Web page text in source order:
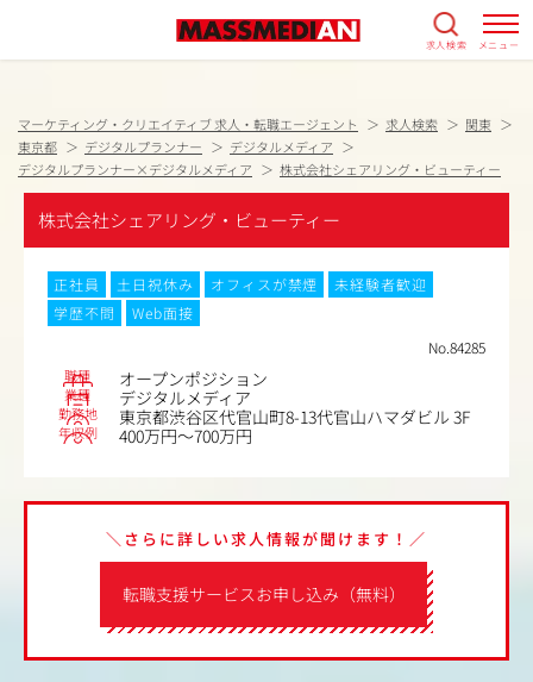
求人検索 メニュー
マーケティング・クリエイティブ 求人・転職エージェント 求人検索
関東
東京都
デジタルプランナー
デジタルメディア
デジタルプランナー×デジタルメディア
株式会社シェアリング・ビューティー
株式会社シェアリング・ビューティー
正社員 土日祝休み オフィスが禁煙
未経験者歓迎
学歴不問
Web面接
No.84285
職種 オープンポジション
業種 デジタルメディア
勤務地 東京都渋谷区代官山町8-13代官山ハマダビル 3F
年収例 400万円～700万円
転職支援サービスお申し込み（無料）
＼さらに詳しい求人情報が聞けます！／